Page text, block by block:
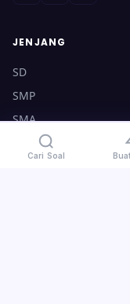
JENJANG
SD
SMP
SMA
UTBK
Cari Soal